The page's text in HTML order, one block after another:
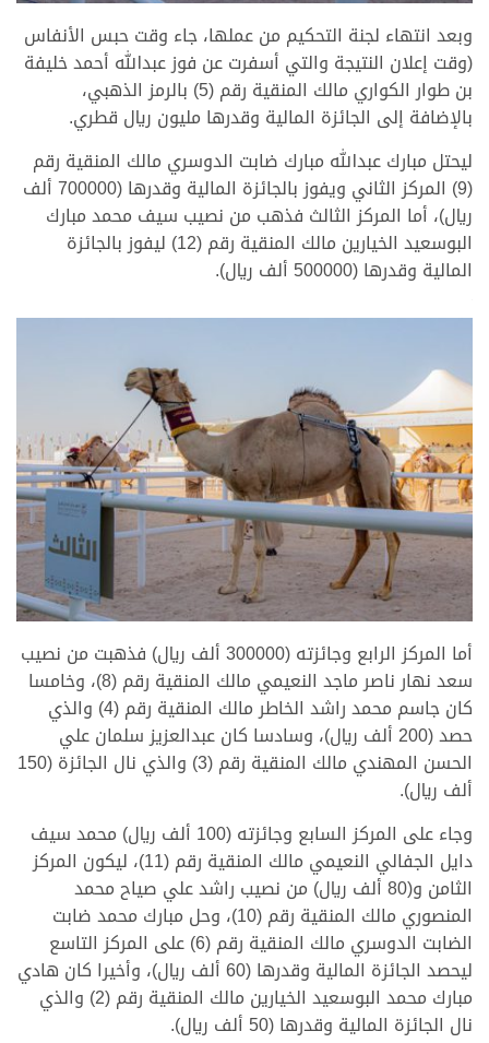
>
وبعد انتهاء لجنة التحكيم من عملها، جاء وقت حبس الأنفاس
(وقت إعلان النتيجة والتي أسفرت عن فوز عبدالله أحمد خليفة
بن طوار الكواري مالك المنقية رقم (5) بالرمز الذهبي،
بالإضافة إلى الجائزة المالية وقدرها مليون ريال قطري.
ليحتل مبارك عبدالله مبارك ضابت الدوسري مالك المنقية رقم
(9) المركز الثاني ويفوز بالجائزة المالية وقدرها (700000 ألف
ريال)، أما المركز الثالث فذهب من نصيب سيف محمد مبارك
البوسعيد الخيارين مالك المنقية رقم (12) ليفوز بالجائزة
المالية وقدرها (500000 ألف ريال).
>
أما المركز الرابع وجائزته (300000 ألف ريال) فذهبت من نصيب
سعد نهار ناصر ماجد النعيمي مالك المنقية رقم (8)، وخامسا
كان جاسم محمد راشد الخاطر مالك المنقية رقم (4) والذي
حصد (200 ألف ريال)، وسادسا كان عبدالعزيز سلمان علي
الحسن المهندي مالك المنقية رقم (3) والذي نال الجائزة (150
ألف ريال).
وجاء على المركز السابع وجائزته (100 ألف ريال) محمد سيف
دايل الجفالي النعيمي مالك المنقية رقم (11)، ليكون المركز
الثامن و(80 ألف ريال) من نصيب راشد علي صياح محمد
المنصوري مالك المنقية رقم (10)، وحل مبارك محمد ضابت
الضابت الدوسري مالك المنقية رقم (6) على المركز التاسع
ليحصد الجائزة المالية وقدرها (60 ألف ريال)، وأخيرا كان هادي
مبارك محمد البوسعيد الخيارين مالك المنقية رقم (2) والذي
نال الجائزة المالية وقدرها (50 ألف ريال).